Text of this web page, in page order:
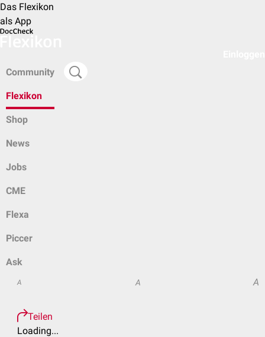
Das Flexikon
als App
Community
Flexikon
Shop
News
Jobs
CME
Flexa
Piccer
Ask
A A A
Teilen
Loading...